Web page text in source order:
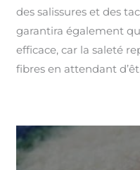
des salissures et des
garantira également
efficace, car la saleté
fibres en attendant